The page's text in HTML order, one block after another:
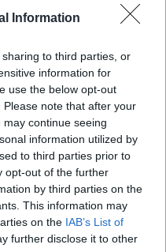
Information
to third parties, or
information for
use the below opt-out
note that after your
continue seeing
information utilized by
to third parties prior to
opt-out of the further
by third parties on the
This information may
on the IAB’s List of
further disclose it to other
Guide» με τον